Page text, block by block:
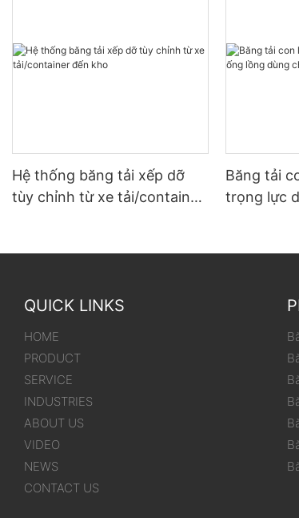
Hệ thống băng tải xếp dỡ
tùy chỉnh từ xe tải/container
Băng tải
trọng lực
QUICK LINKS
HOME
PRODUCT
SERVICE
INDUSTRIES
ABOUT US
VIDEO
NEWS
CONTACT US